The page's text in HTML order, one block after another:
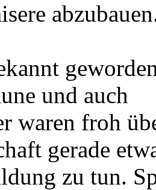
und auch
waren froh
gerade
zu tun.